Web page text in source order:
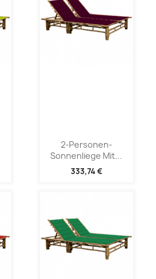
2-Personen-
Sonnenliege Mit...
333,74 €